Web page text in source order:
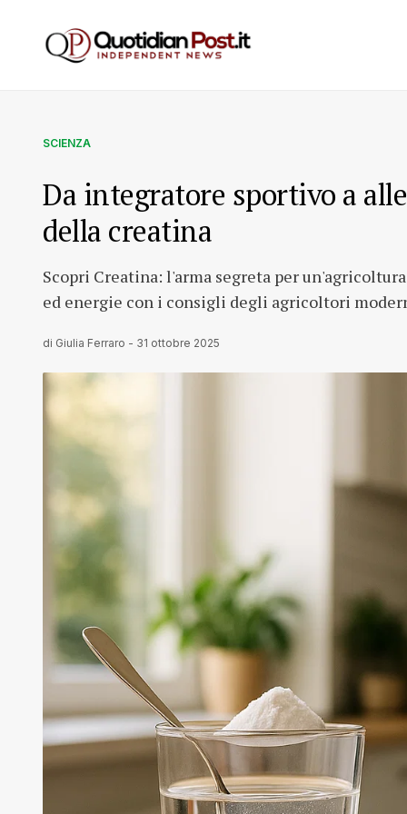
SCIENZA
Da integratore sportivo a
della creatina
Scopri Creatina: l'arma segreta per
ed energie con i consigli degli agricoltori
di Giulia Ferraro - 31 ottobre 2025